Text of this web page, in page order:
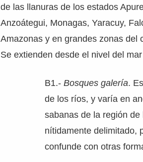
de las llanuras de los estados
Anzoátegui, Monagas, Yaracuy,
Amazonas y en grandes zonas del
Se extienden desde el nivel del
B1.-Bosques galería.
de los ríos, y varía en
sabanas de la región
nítidamente delimitado,
confunde con otras